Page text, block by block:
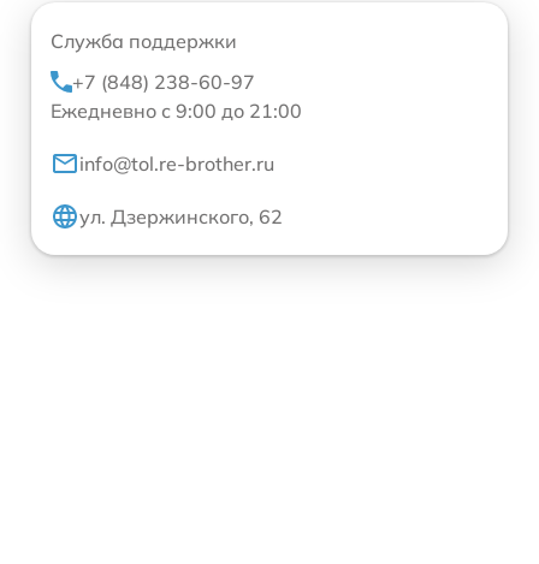
Служба поддержки
+7 (848) 238-60-97
Ежедневно с 9:00 до 21:00
info@tol.re-brother.ru
ул. Дзержинского, 62